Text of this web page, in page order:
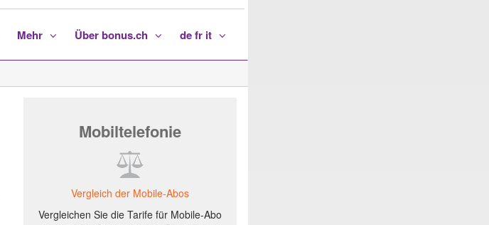
Mehr Über bonus.ch de fr it
Mobiltelefonie
Vergleich der Mobile-Abos
Vergleichen Sie die Tarife für Mobile-Abo